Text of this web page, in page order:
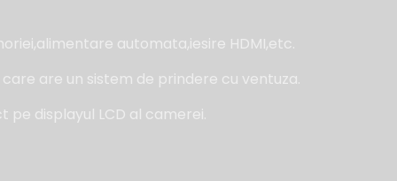
automata,iesire HDMI,etc.
are un sistem de prindere cu ventuza.
pe displayul LCD al camerei.